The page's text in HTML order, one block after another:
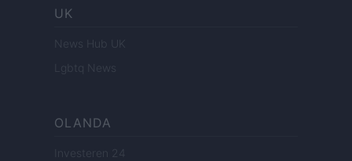
UK
News Hub UK
Lgbtq News
OLANDA
Investeren 24